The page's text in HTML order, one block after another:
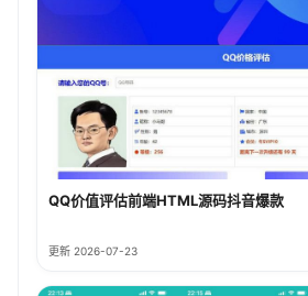
QQ价值评估前端HTML源码抖音爆款
更新 2026-07-23